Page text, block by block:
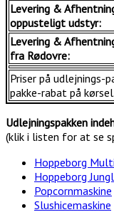
Levering &
oppusteligt udstyr:
Levering &
fra Rødovre:
Priser på udlejnings-
pakke-rabat på kørsel.
Udlejningspakken
(klik i listen for at se
Hoppeborg
Hoppeborg
Popcornmaskine
Slushicemaskine